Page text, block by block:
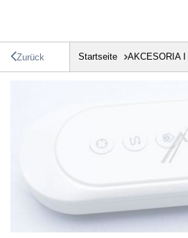
Zurück Startseite AKCESORIA